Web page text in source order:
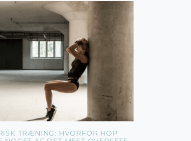
TRÆNING: HVORFOR HOP